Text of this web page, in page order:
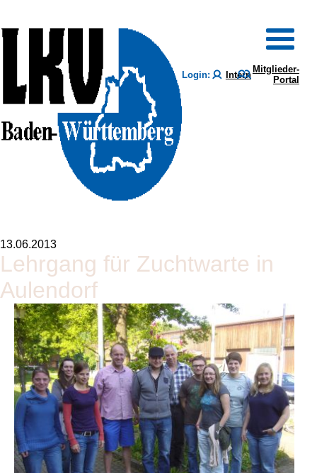
Login: Intern Mitglieder-
Portal
13.06.2013
Lehrgang für Zuchtwarte in
Aulendorf